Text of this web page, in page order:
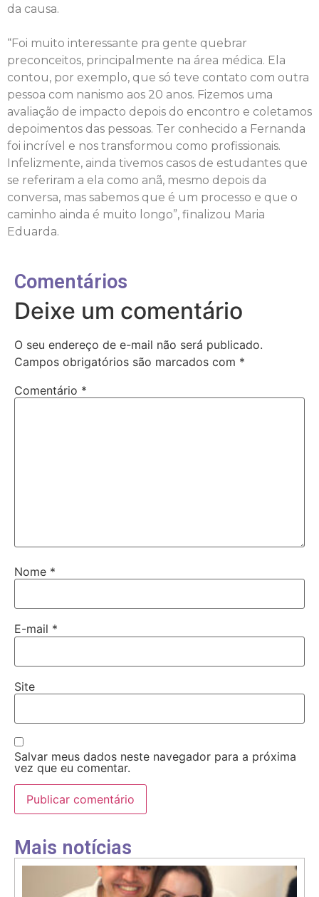
da causa.
“Foi muito interessante pra gente quebrar
preconceitos, principalmente na área médica. Ela
contou, por exemplo, que só teve contato com outra
pessoa com nanismo aos 20 anos. Fizemos uma
avaliação de impacto depois do encontro e coletamos
depoimentos das pessoas. Ter conhecido a Fernanda
foi incrível e nos transformou como profissionais.
Infelizmente, ainda tivemos casos de estudantes que
se referiram a ela como anã, mesmo depois da
conversa, mas sabemos que é um processo e que o
caminho ainda é muito longo”, finalizou Maria
Eduarda.
Comentários
Deixe um comentário
O seu endereço de e-mail não será publicado.
Campos obrigatórios são marcados com *
Comentário *
Nome *
E-mail *
Site
Salvar meus dados neste navegador para a próxima
vez que eu comentar.
Mais notícias